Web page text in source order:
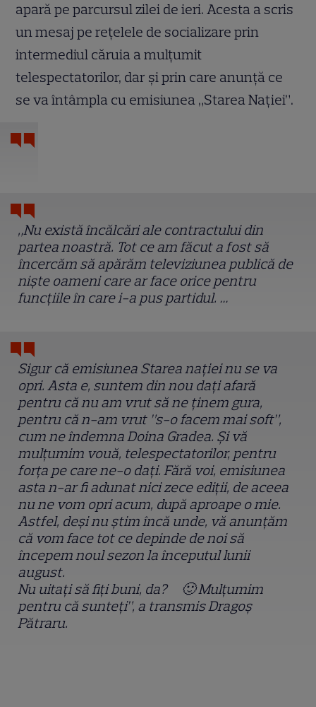
apară pe parcursul zilei de ieri. Acesta a scris
un mesaj pe rețelele de socializare prin
intermediul căruia a mulțumit
telespectatorilor, dar și prin care anunță ce
se va întâmpla cu emisiunea „Starea Nației”.
„Nu există încălcări ale contractului din
partea noastră. Tot ce am făcut a fost să
încercăm să apărăm televiziunea publică de
niște oameni care ar face orice pentru
funcțiile în care i-a pus partidul. …
Sigur că emisiunea Starea nației nu se va
opri. Asta e, suntem din nou dați afară
pentru că nu am vrut să ne ținem gura,
pentru că n-am vrut ”s-o facem mai soft”,
cum ne îndemna Doina Gradea. Și vă
mulțumim vouă, telespectatorilor, pentru
forța pe care ne-o dați. Fără voi, emisiunea
asta n-ar fi adunat nici zece ediții, de aceea
nu ne vom opri acum, după aproape o mie.
Astfel, deși nu știm încă unde, vă anunțăm
că vom face tot ce depinde de noi să
începem noul sezon la începutul lunii
august.
Nu uitați să fiți buni, da?
🙂Mulțumim
pentru că sunteți”, a transmis Dragoș
Pătraru.